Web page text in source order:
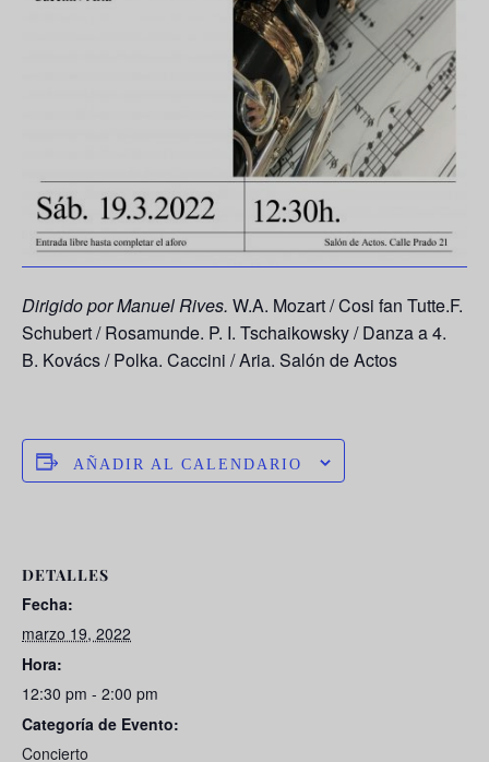
Dirigido por Manuel Rives. W.A. Mozart / Cosi fan Tutte.F.
Schubert / Rosamunde. P. I. Tschaikowsky / Danza a 4.
B. Kovács / Polka. Caccini / Aria. Salón de Actos
AÑADIR AL CALENDARIO
DETALLES
Fecha:
marzo 19, 2022
Hora:
12:30 pm - 2:00 pm
Categoría de Evento:
Concierto